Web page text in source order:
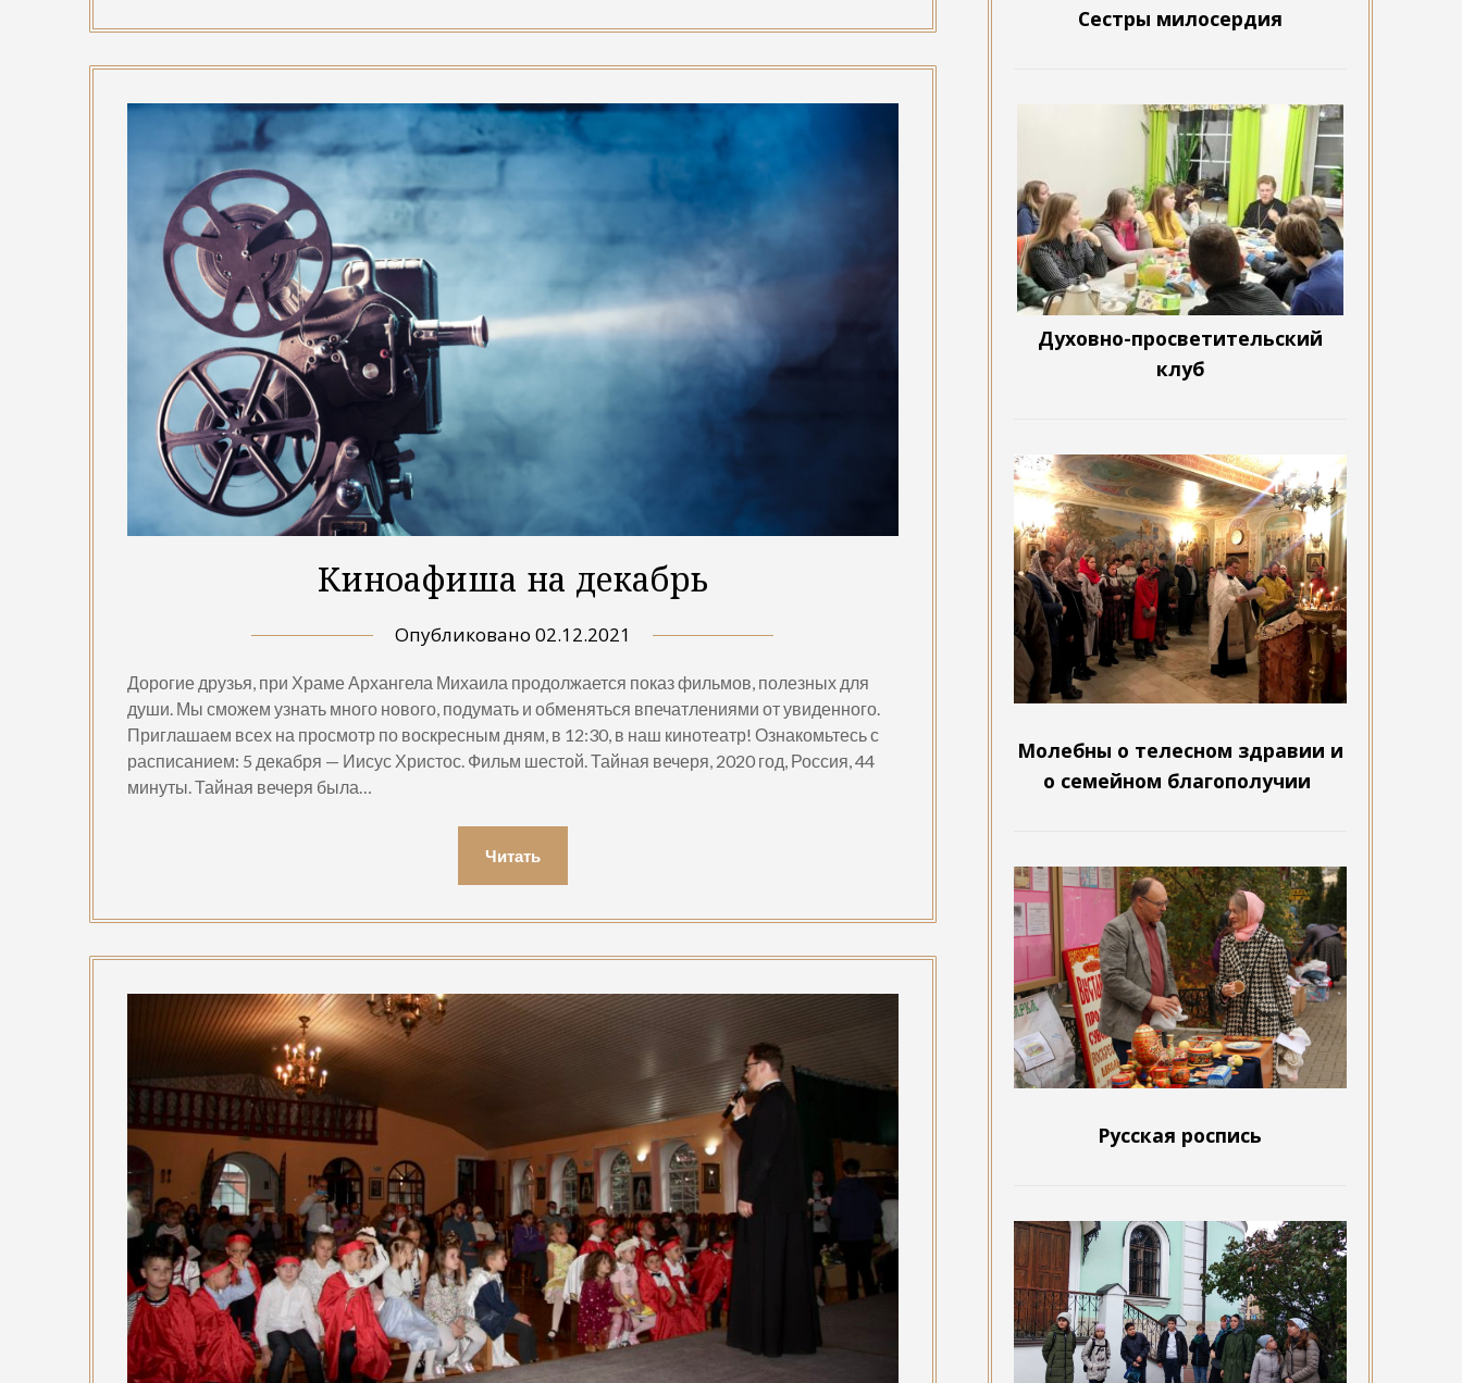
Киноафиша на декабрь
Опубликовано 02.12.2021
Дорогие друзья, при Храме Архангела Михаила продолжается показ фильмов, полезных для
души. Мы сможем узнать много нового, подумать и обменяться впечатлениями от увиденного.
Приглашаем всех на просмотр по воскресным дням, в 12:30, в наш кинотеатр! Ознакомьтесь с
расписанием: 5 декабря — Иисус Христос. Фильм шестой. Тайная вечеря, 2020 год, Россия, 44
минуты. Тайная вечеря была…
Читать
Сестры милосердия
Духовно-просветительский
клуб
Молебны о телесном здравии и
о семейном благополучии
Русская роспись